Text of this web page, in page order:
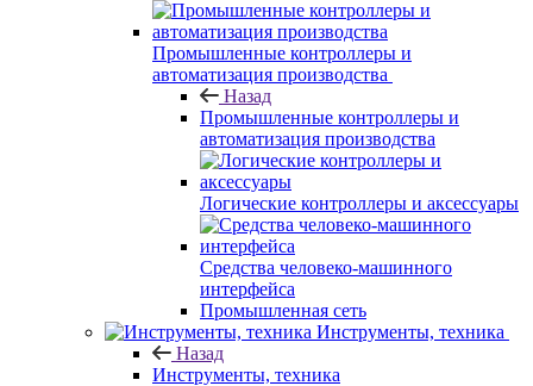
Промышленные контроллеры и
автоматизация производства
Назад
Промышленные контроллеры и
автоматизация производства
Логические контроллеры и аксессуары
Средства человеко-машинного
интерфейса
Промышленная сеть
Инструменты, техника
Назад
Инструменты, техника